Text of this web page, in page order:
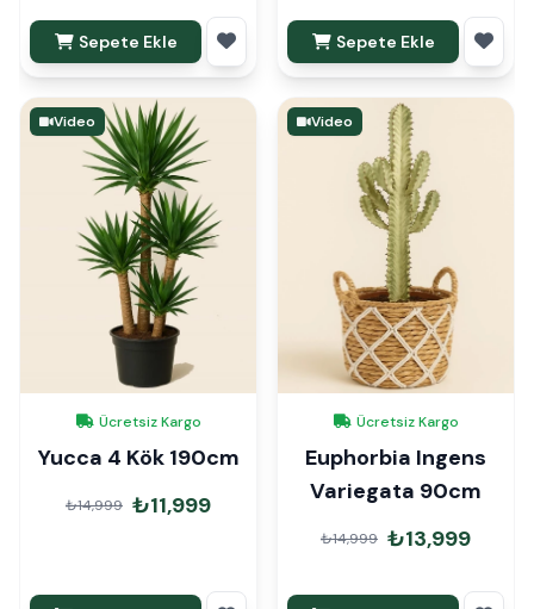
Sepete Ekle Sepete Ekle
Video
Ücretsiz Kargo
Yucca 4 Kök 190cm
₺14,999 ₺11,999
Video
Ücretsiz Kargo
Euphorbia Ingens
Variegata 90cm
₺14,999 ₺13,999